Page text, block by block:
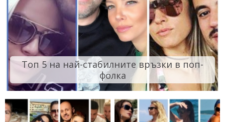
Топ 5 на най-стабилните връзки в поп-
фолка